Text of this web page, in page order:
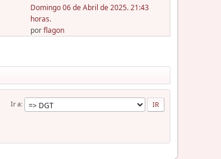
Domingo 06 de Abril de 2025. 21:43
horas.
porflagon
Ir a